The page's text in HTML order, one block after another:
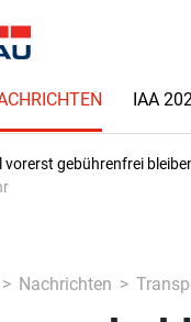
IAA
vorerst gebührenfrei
Nachrichten